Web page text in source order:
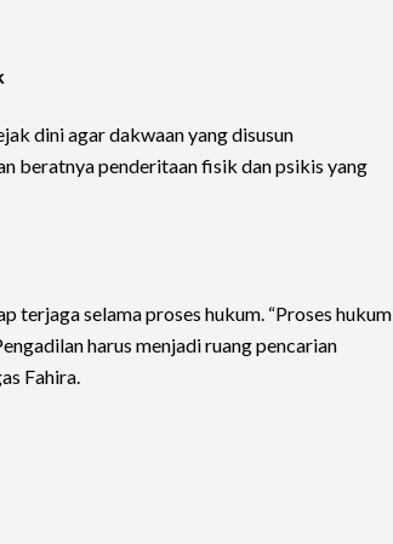
dini agar dakwaan yang disusun
beratnya penderitaan fisik dan psikis yang
terjaga selama proses hukum. “Proses hukum
harus menjadi ruang pencarian
Fahira.